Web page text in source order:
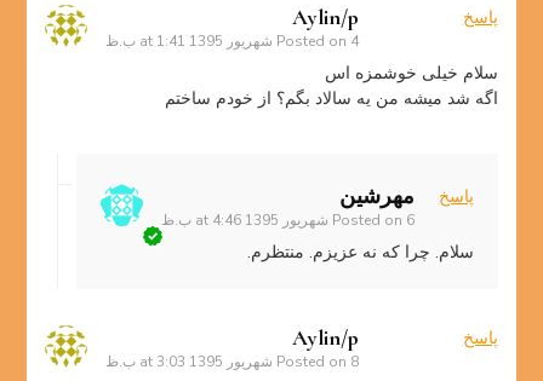
Aylin/p
Posted on 4 شهریور 1395 at 1:41 ب.ظ
پاسخ
سلام خیلی خوشمزه اس
اگه شد میشه من یه سالاد بگم؟ از خودم ساختم
مهرشین
Posted on 6 شهریور 1395 at 4:46 ب.ظ
پاسخ
سلام. چرا که نه عزیزم. منتظرم.
Aylin/p
Posted on 8 شهریور 1395 at 3:03 ب.ظ
پاسخ